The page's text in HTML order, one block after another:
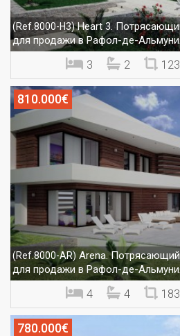
(Ref.8000-H3)Heart 3.
для продажи в Рафол-де-
3 2
810.000€
(Ref.8000-AR) Arena.
для продажи в Рафол-де-
4 4
780.000€